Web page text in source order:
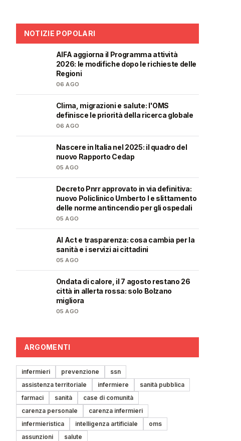
NOTIZIE POPOLARI
AIFA aggiorna il Programma attività
2026: le modifiche dopo le richieste delle
Regioni
06 AGO
Clima, migrazioni e salute: l'OMS
definisce le priorità della ricerca globale
06 AGO
Nascere in Italia nel 2025: il quadro del
nuovo Rapporto Cedap
05 AGO
Decreto Pnrr approvato in via definitiva:
nuovo Policlinico Umberto I e slittamento
delle norme antincendio per gli ospedali
05 AGO
AI Act e trasparenza: cosa cambia per la
sanità e i servizi ai cittadini
05 AGO
Ondata di calore, il 7 agosto restano 26
città in allerta rossa: solo Bolzano
migliora
05 AGO
ARGOMENTI
infermieri prevenzione
ssn
assistenza territoriale
infermiere
sanità pubblica
farmaci
sanità
case di comunità
carenza personale
carenza infermieri
infermieristica
intelligenza artificiale
oms
assunzioni
salute